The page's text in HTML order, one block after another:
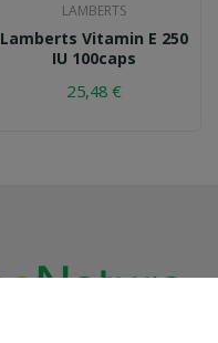
LAMBERTS
Lamberts Vitamin E 250
IU 100caps
25,48 €